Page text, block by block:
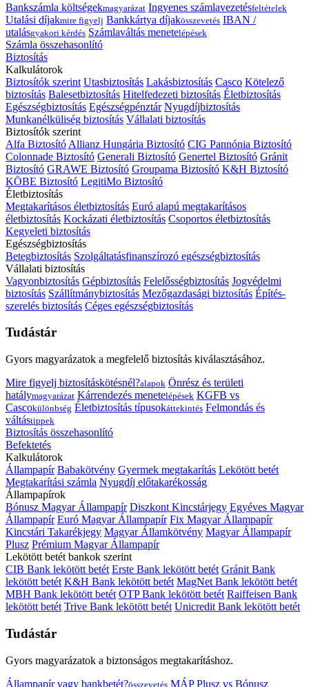
Bankszámla költségekmagyarázat Ingyenes számlavezetésfeltételek
Utalási díjakmire figyelj Bankkártya díjakösszevetés IBAN /
utalásgyakori kérdés Számlaváltás menetelépések
Számla összehasonlító
Biztosítás
Kalkulátorok
Biztosítók szerint Utasbiztosítás Lakásbiztosítás Casco Kötelező
biztosítás Balesetbiztosítás Hitelfedezeti biztosítás Életbiztosítás
Egészségbiztosítás Egészségpénztár Nyugdíjbiztosítás
Munkanélküliség biztosítás Vállalati biztosítás
Biztosítók szerint
Alfa Biztosító Allianz Hungária Biztosító CIG Pannónia Biztosító
Colonnade Biztosító Generali Biztosító Genertel Biztosító Gránit
Biztosító GRAWE Biztosító Groupama Biztosító K&H Biztosító
KÖBE Biztosító LegitiMo Biztosító
Életbiztosítás
Megtakarításos életbiztosítás Euró alapú megtakarításos
életbiztosítás Kockázati életbiztosítás Csoportos életbiztosítás
Kegyeleti biztosítás
Egészségbiztosítás
Betegbiztosítás Szolgáltatásfinanszírozó egészségbiztosítás
Vállalati biztosítás
Vagyonbiztosítás Gépbiztosítás Felelősségbiztosítás Jogvédelmi
biztosítás Szállítmánybiztosítás Mezőgazdasági biztosítás Építés-
szerelés biztosítás Céges egészségbiztosítás
Tudástár
Gyors magyarázatok a megfelelő biztosítás kiválasztásához.
Mire figyelj biztosításkötésnél?alapok Önrész és területi
hatálymagyarázat Kárrendezés menetelépések KGFB vs
Cascokülönbség Életbiztosítás típusokáttekintés Felmondás és
váltástippek
Biztosítás összehasonlító
Befektetés
Kalkulátorok
Állampapír Babakötvény Gyermek megtakarítás Lekötött betét
Megtakarítási számla Nyugdíj előtakarékosság
Állampapírok
Bónusz Magyar Állampapír Diszkont Kincstárjegy Egyéves Magyar
Állampapír Euró Magyar Állampapír Fix Magyar Állampapír
Kincstári Takarékjegy Magyar Államkötvény Magyar Állampapír
Plusz Prémium Magyar Állampapír
Lekötött betét bankok szerint
CIB Bank lekötött betét Erste Bank lekötött betét Gránit Bank
lekötött betét K&H Bank lekötött betét MagNet Bank lekötött betét
MBH Bank lekötött betét OTP Bank lekötött betét Raiffeisen Bank
lekötött betét Trive Bank lekötött betét Unicredit Bank lekötött betét
Tudástár
Gyors magyarázatok a biztonságos megtakarításhoz.
Állampapír vagy bankbetét?összevetés MÁP Plusz vs Bónusz